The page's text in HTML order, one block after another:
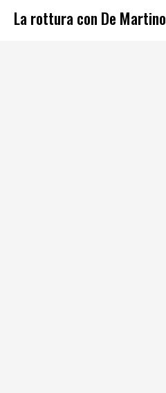
La rottura con De Martino